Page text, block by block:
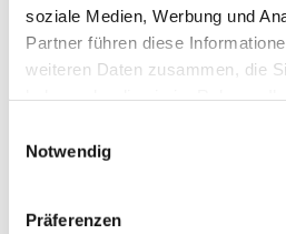
soziale Medien, Werbung und
Partner führen diese
weiteren Daten zusammen, die
Notwendig
Präferenzen
Spezial-Haltefeder für D01 - E 18
2 - 16 A
Mehr